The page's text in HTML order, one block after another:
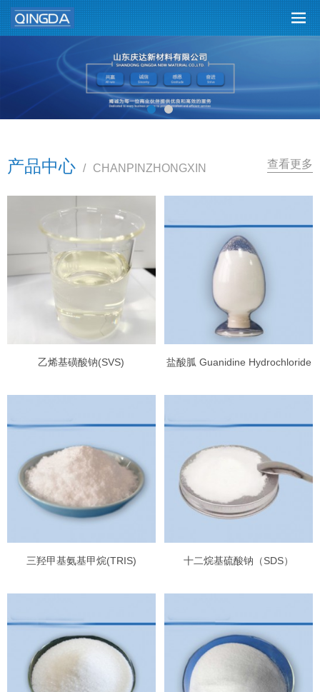
产品中心 / CHANPINZHONGXIN 查看更多
乙烯基磺酸钠(SVS) 盐酸胍 Guanidine Hydrochloride
三羟甲基氨基甲烷(TRIS) 十二烷基硫酸钠（SDS）